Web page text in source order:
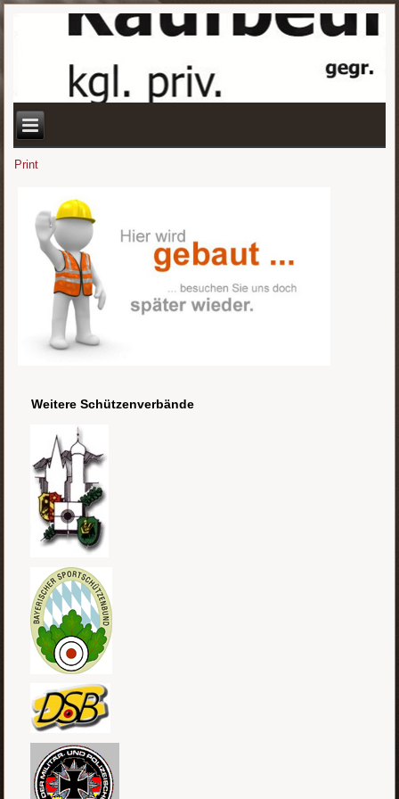
Print
Weitere Schützenverbände